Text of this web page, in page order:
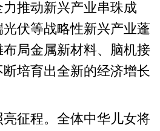
推动新兴产业串珠成
伏等战略性新兴产业蓬
局金属新材料、脑机接
培育出全新的经济增长
征程。全体中华儿女将